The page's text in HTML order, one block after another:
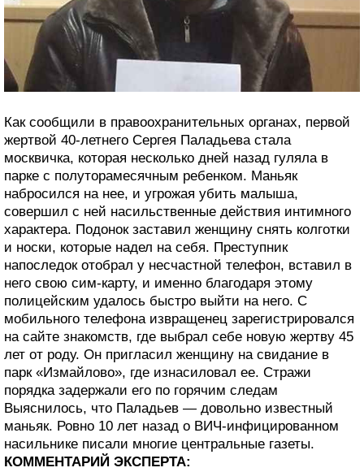
Как сообщили в правоохранительных органах, первой
жертвой 40-летнего Сергея Паладьева стала
москвичка, которая несколько дней назад гуляла в
парке с полуторамесячным ребенком. Маньяк
набросился на нее, и угрожая убить малыша,
совершил с ней насильственные действия интимного
характера. Подонок заставил женщину снять колготки
и носки, которые надел на себя. Преступник
напоследок отобрал у несчастной телефон, вставил в
него свою сим-карту, и именно благодаря этому
полицейским удалось быстро выйти на него. С
мобильного телефона извращенец зарегистрировался
на сайте знакомств, где выбрал себе новую жертву 45
лет от роду. Он пригласил женщину на свидание в
парк «Измайлово», где изнасиловал ее. Стражи
порядка задержали его по горячим следам
Выяснилось, что Паладьев — довольно известный
маньяк. Ровно 10 лет назад о ВИЧ-инфицированном
насильнике писали многие центральные газеты.
КОММЕНТАРИЙ ЭКСПЕРТА: